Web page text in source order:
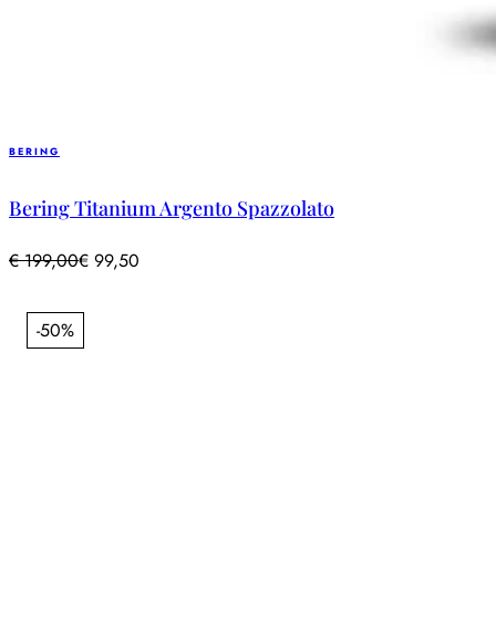
BERING
Bering Titanium Argento Spazzolato
€199,00€ 99,50
-50%